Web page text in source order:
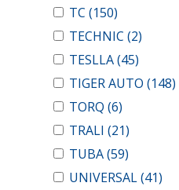
TC (150)
TECHNIC (2)
TESLLA(45)
TIGER AUTO (148)
TORQ (6)
TRALI (21)
TUBA(59)
UNIVERSAL(41)